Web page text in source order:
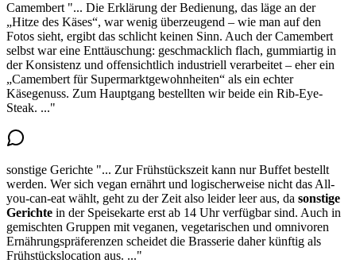
Camembert "... Die Erklärung der Bedienung, das läge an der
„Hitze des Käses“, war wenig überzeugend – wie man auf den
Fotos sieht, ergibt das schlicht keinen Sinn. Auch der Camembert
selbst war eine Enttäuschung: geschmacklich flach, gummiartig in
der Konsistenz und offensichtlich industriell verarbeitet – eher ein
„Camembert für Supermarktgewohnheiten“ als ein echter
Käsegenuss. Zum Hauptgang bestellten wir beide ein Rib-Eye-
Steak. ..."
sonstige Gerichte "... Zur Frühstückszeit kann nur Buffet bestellt
werden. Wer sich vegan ernährt und logischerweise nicht das All-
you-can-eat wählt, geht zu der Zeit also leider leer aus, da sonstige
Gerichte in der Speisekarte erst ab 14 Uhrverfügbar sind. Auch in
gemischten Gruppen mit veganen, vegetarischen und omnivoren
Ernährungspräferenzen scheidet die Brasserie daher künftig als
Frühstückslocation aus. ..."